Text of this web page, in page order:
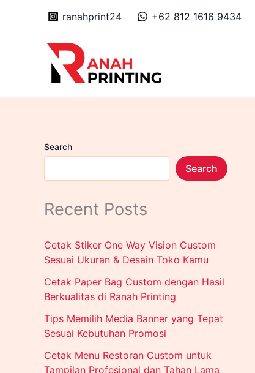
ranahprint24 +62 812 1616 9434
Search
Search
Recent Posts
Cetak Stiker One Way Vision Custom
Sesuai Ukuran & Desain Toko Kamu
Cetak Paper Bag Custom dengan Hasil
Berkualitas di Ranah Printing
Tips Memilih Media Banner yang Tepat
Sesuai Kebutuhan Promosi
Cetak Menu Restoran Custom untuk
Tampilan Profesional dan Tahan Lama